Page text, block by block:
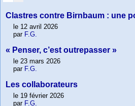
Clastres contre Birnbaum : une
le 12 avril 2026
par F.G.
« Penser, c’est outrepasser »
le 23 mars 2026
par F.G.
Les collaborateurs
le 19 février 2026
par F.G.